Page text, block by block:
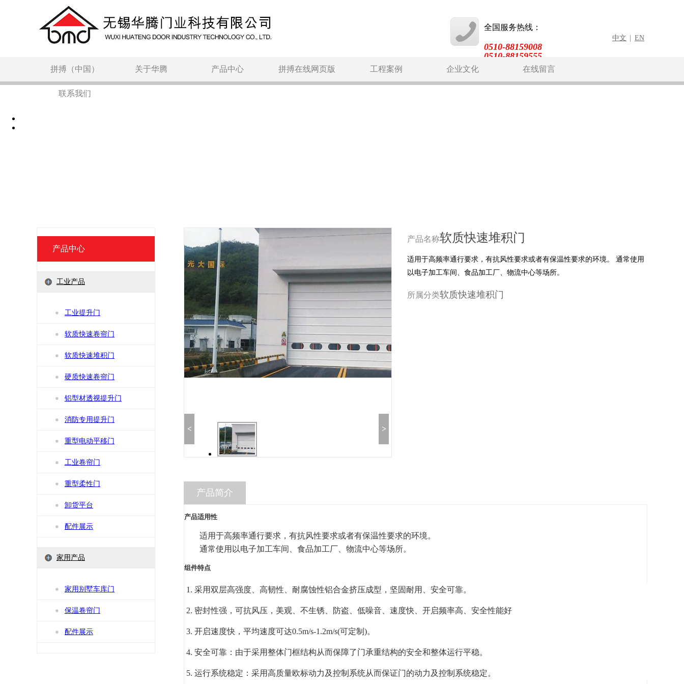
中文 EN
全国服务热线：
0510-88159008
0510-88159555
拼搏（中国） 关于华腾 产品中心 拼搏在线网页版 工程案例 企业文化 在线留言
联系我们
产品中心
工业产品
工业提升门
软质快速卷帘门
软质快速堆积门
硬质快速卷帘门
铝型材透视提升门
消防专用提升门
重型电动平移门
工业卷帘门
重型柔性门
卸货平台
配件展示
家用产品
家用别墅车库门
保温卷帘门
配件展示
< >
产品名称软质快速堆积门
适用于高频率通行要求，有抗风性要求或者有保温性要求的环境。 通常使用
以电子加工车间、食品加工厂、物流中心等场所。
所属分类软质快速堆积门
产品简介
产品适用性
适用于高频率通行要求，有抗风性要求或者有保温性要求的环境。
通常使用以电子加工车间、食品加工厂、物流中心等场所。
组件特点
采用双层高强度、高韧性、耐腐蚀性铝合金挤压成型，坚固耐用、安全可靠。
密封性强，可抗风压，美观、不生锈、防盗、低噪音、速度快、开启频率高、安全性能好
开启速度快，平均速度可达0.5m/s-1.2m/s(可定制)。
安全可靠：由于采用整体门框结构从而保障了门承重结构的安全和整体运行平稳。
运行系统稳定：采用高质量欧标动力及控制系统从而保证门的动力及控制系统稳定。